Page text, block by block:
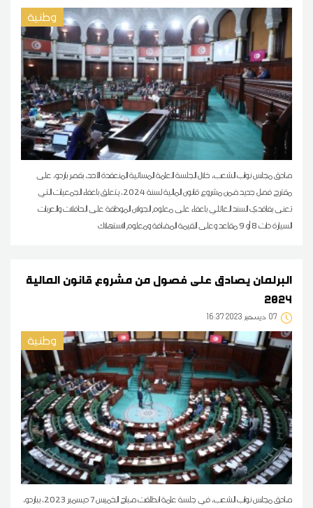
وطنية
صادق مجلس نواب الشعب، خلال الجلسة العامة المسائية المنعقدة الأحد، بقصر باردو، على
مقترح فصل جديد ضمن مشروع قانون المالية لسنة 2024، يتعلق باعفاء الجمعيات التي
تعنى بفاقدي السند العائلي باعفاء على معلوم الجولان الموظفة على الحافلات والعربات
السيارة ذات 8 أو 9 مقاعد وعلى القيمة المضافة ومعلوم الاستهلاك
البرلمان يصادق على فصول من مشروع قانون المالية
2024
07 16:37 2023 ديسمبر
وطنية
صادق مجلس نواب الشعب، في جلسة عامة انطلقت صباح الخميس 7 ديسمبر 2023، بباردو،